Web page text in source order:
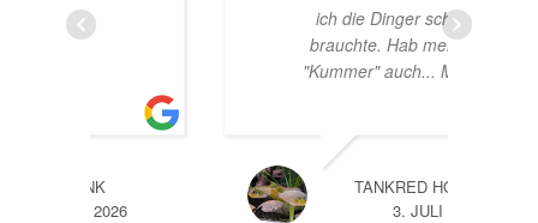
ich die Dinger schnell
brauchte. Hab meinem
"Kummer" auch... MEHR
TANKRED HOFFMANN
3. JULI 2026